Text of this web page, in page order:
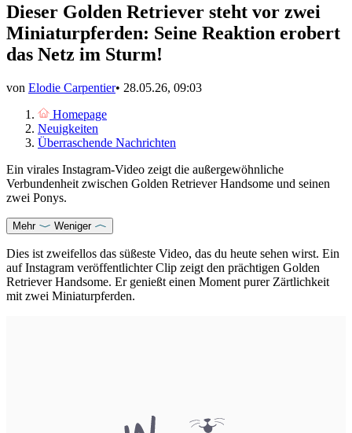
Dieser Golden Retriever steht vor zwei
Miniaturpferden: Seine Reaktion erobert
das Netz im Sturm!
von Elodie Carpentier• 28.05.26, 09:03
Homepage
Neuigkeiten
Überraschende Nachrichten
Ein virales Instagram-Video zeigt die außergewöhnliche
Verbundenheit zwischen Golden Retriever Handsome und seinen
zwei Ponys.
Mehr Weniger
Dies ist zweifellos das süßeste Video, das du heute sehen wirst. Ein
auf Instagram veröffentlichter Clip zeigt den prächtigen Golden
Retriever Handsome. Er genießt einen Moment purer Zärtlichkeit
mit zwei Miniaturpferden.